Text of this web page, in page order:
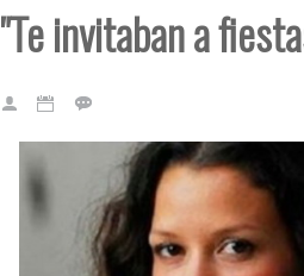
"Te invitaban a